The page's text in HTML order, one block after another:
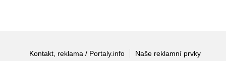
Kontakt, reklama / Portaly.info
Naše reklamní prvky